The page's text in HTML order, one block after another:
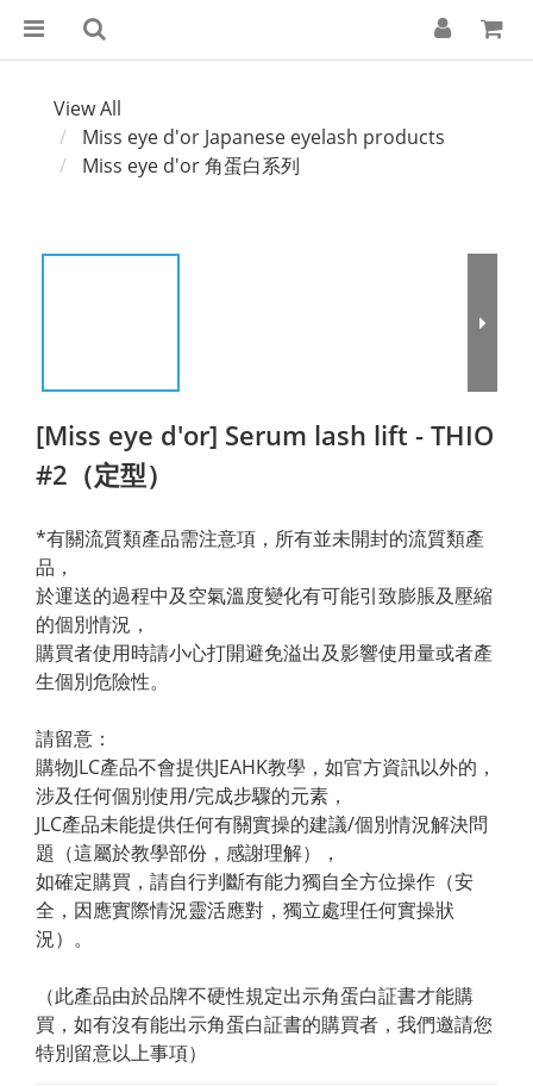
View All
Miss eye d'or Japanese eyelash products
Miss eye d'or 角蛋白系列
[Miss eye d'or] Serum lash lift - THIO
#2（定型）
*有關流質類產品需注意項，所有並未開封的流質類產
品，
於運送的過程中及空氣溫度變化有可能引致膨脹及壓縮
的個別情況，
購買者使用時請小心打開避免溢出及影響使用量或者產
生個別危險性。
請留意：
購物JLC產品不會提供JEAHK教學，如官方資訊以外的，
涉及任何個別使用/完成步驟的元素，
JLC產品未能提供任何有關實操的建議/個別情況解決問
題（這屬於教學部份，感謝理解），
如確定購買，請自行判斷有能力獨自全方位操作（安
全，因應實際情況靈活應對，獨立處理任何實操狀
況）。
（此產品由於品牌不硬性規定出示角蛋白証書才能購
買，如有沒有能出示角蛋白証書的購買者，我們邀請您
特別留意以上事項）